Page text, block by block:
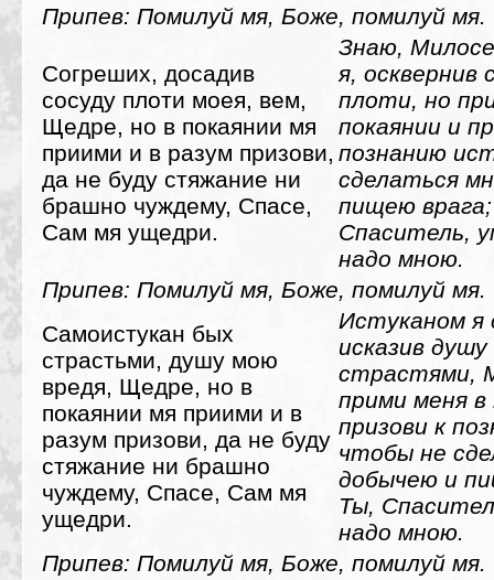
Припев: Помилуй мя, Боже, помилуй мя.
Согреших, досадив
сосуду плоти моея, вем,
Щедре, но в покаянии мя
приими и в разум призови,
да не буду стяжание ни
брашно чуждему, Спасе,
Сам мя ущедри.
Знаю,
я, осквернив
плоти, но
покаянии и
познанию
сделаться
пищею
Спаситель,
надо мною.
Припев: Помилуй мя, Боже, помилуй мя.
Самоистукан бых
страстьми, душу мою
вредя, Щедре, но в
покаянии мя приими и в
разум призови, да не буду
стяжание ни брашно
чуждему, Спасе, Сам мя
ущедри.
Истуканом я
исказив
страстями,
прими меня в
призови к
чтобы не
добычею и
Ты,
надо мною.
Припев: Помилуй мя, Боже, помилуй мя.